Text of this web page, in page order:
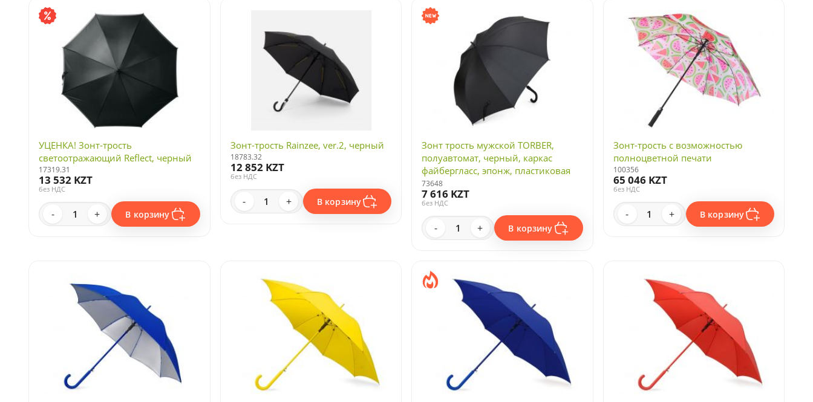
УЦЕНКА! Зонт-трость
светоотражающий Reflect, черный
17319.31
13 532 KZT
без НДС
- + В корзину
Зонт-трость Rainzee, ver.2, черный
18783.32
12 852 KZT
без НДС
- + В корзину
Зонт трость мужской TORBER,
полуавтомат, черный, каркас
файбергласс, эпонж, пластиковая
ручка, диаметр 120 см
73648
7 616 KZT
без НДС
- + В корзину
Зонт-трость с возможностью
полноцветной печати
100356
65 046 KZT
без НДС
- + В корзину